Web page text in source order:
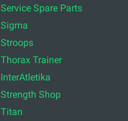
Service Spare Parts
Sigma
Stroops
Thorax Trainer
InterAtletika
Strength Shop
Titan